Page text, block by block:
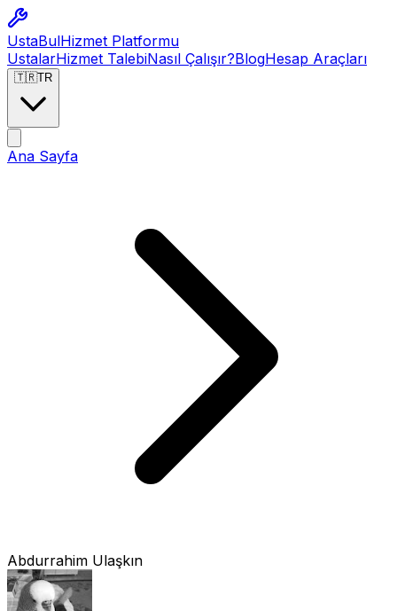
UstaBulHizmet Platformu
UstalarHizmet TalebiNasıl Çalışır?BlogHesap Araçları
🇹🇷TR
Ana Sayfa
Abdurrahim Ulaşkın